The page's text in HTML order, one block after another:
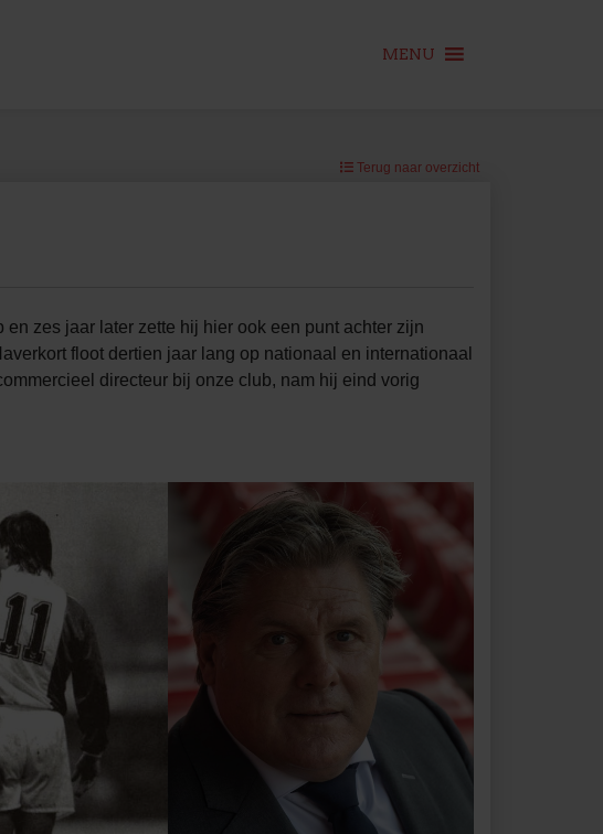
MENU
Terug naar overzicht
zes jaar later zette hij hier ook een punt achter zijn
floot dertien jaar lang op nationaal en internationaal
directeur bij onze club, nam hij eind vorig